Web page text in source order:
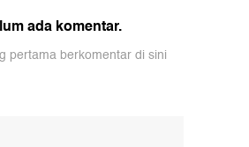
ada komentar.
pertama berkomentar di sini